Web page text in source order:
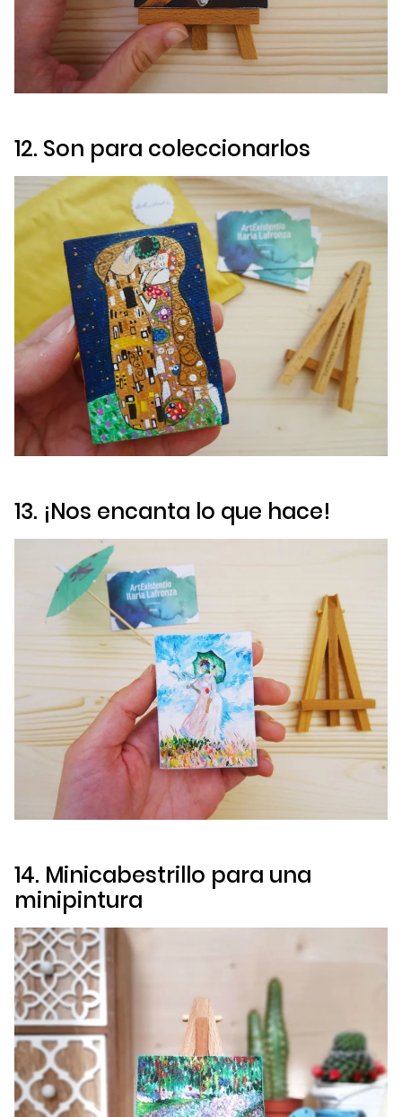
12. Son para coleccionarlos
13. ¡Nos encanta lo que hace!
14. Minicabestrillo para una
minipintura